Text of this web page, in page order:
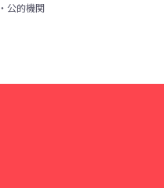
公的機関